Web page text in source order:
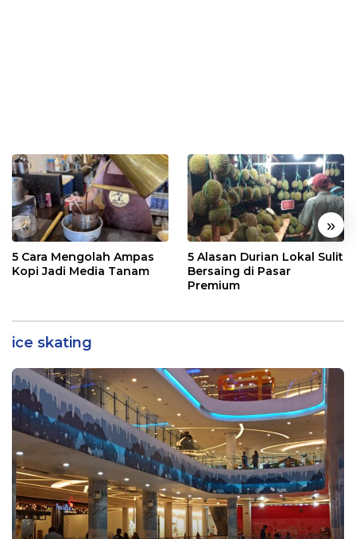
« »
5 Cara Mengolah Ampas
Kopi Jadi Media Tanam
5 Alasan Durian Lokal Sulit
Bersaing di Pasar
Premium
ice skating